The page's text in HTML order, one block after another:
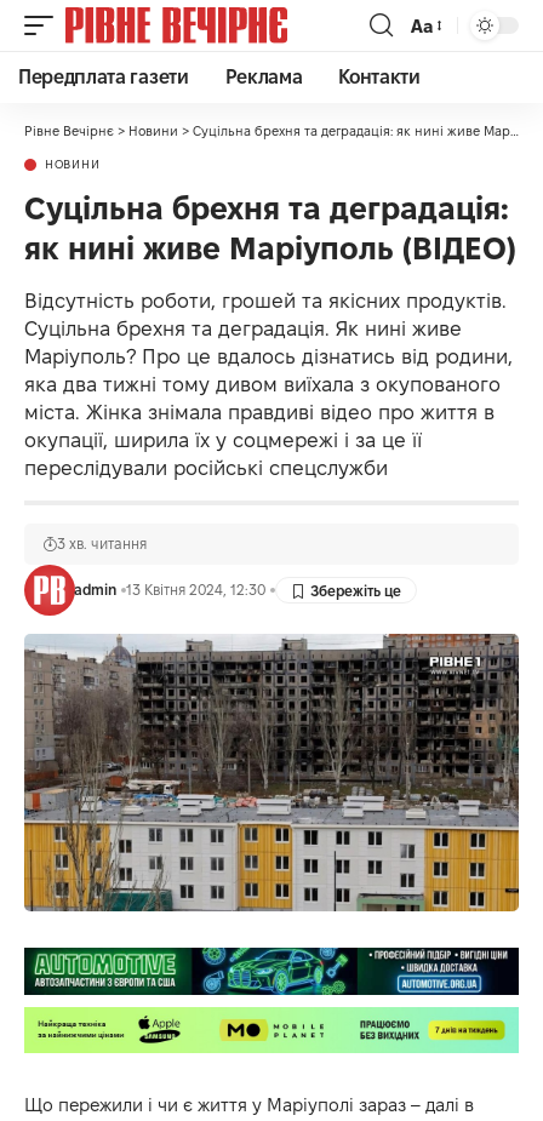
Аа
Передплата газети Реклама Контакти
Рівне Вечірнє > Новини > Суцільна брехня та деградація: як нині живе Маріуполь (ВІДЕО)
НОВИНИ
Суцільна брехня та деградація:
як нині живе Маріуполь (ВІДЕО)
Відсутність роботи, грошей та якісних продуктів.
Суцільна брехня та деградація. Як нині живе
Маріуполь? Про це вдалось дізнатись від родини,
яка два тижні тому дивом виїхала з окупованого
міста. Жінка знімала правдиві відео про життя в
окупації, ширила їх у соцмережі і за це її
переслідували російські спецслужби
admin 13 Квітня 2024, 12:30
3 хв. читання
Що пережили і чи є життя у Маріуполі зараз – далі в